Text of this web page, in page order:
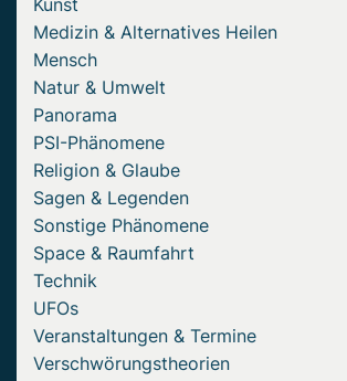
Kunst
Medizin & Alternatives Heilen
Mensch
Natur & Umwelt
Panorama
PSI-Phänomene
Religion & Glaube
Sagen & Legenden
Sonstige Phänomene
Space & Raumfahrt
Technik
UFOs
Veranstaltungen & Termine
Verschwörungstheorien